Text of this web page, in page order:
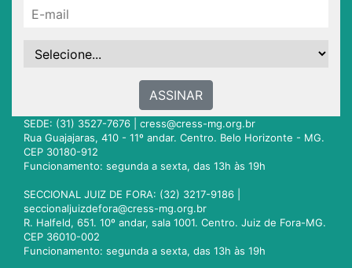
ASSINAR
SEDE: (31) 3527-7676 | cress@cress-mg.org.br
Rua Guajajaras, 410 - 11º andar. Centro. Belo Horizonte - MG.
CEP 30180-912
Funcionamento: segunda a sexta, das 13h às 19h
SECCIONAL JUIZ DE FORA: (32) 3217-9186 |
seccionaljuizdefora@cress-mg.org.br
R. Halfeld, 651. 10º andar, sala 1001. Centro. Juiz de Fora-MG.
CEP 36010-002
Funcionamento: segunda a sexta, das 13h às 19h